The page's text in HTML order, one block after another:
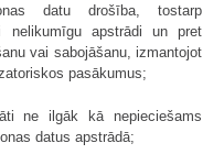
datu drošība, tostarp
nelikumīgu apstrādi un pret
vai sabojāšanu, izmantojot
pasākumus;
ne ilgāk kā nepieciešams
datus apstrādā;